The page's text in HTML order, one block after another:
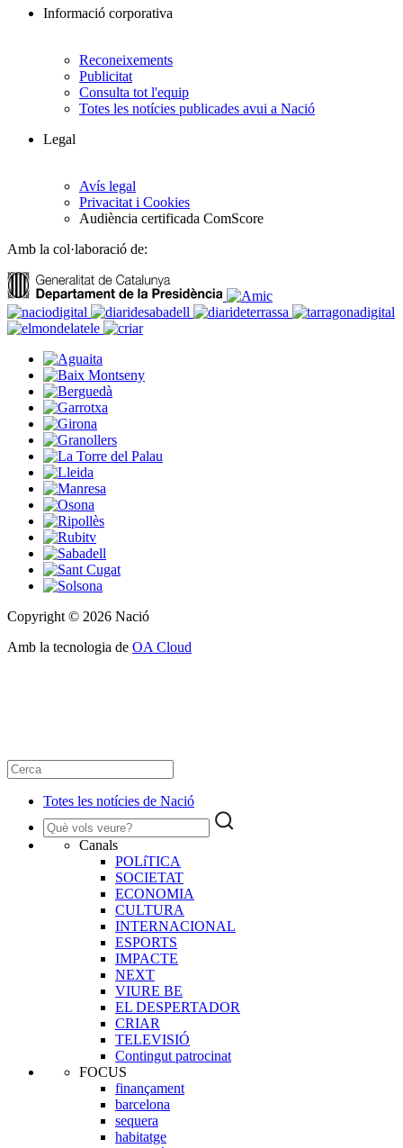
Informació corporativa
Reconeixements
Publicitat
Consulta tot l'equip
Totes les notícies publicades avui a Nació
Legal
Avís legal
Privacitat i Cookies
Audiència certificada ComScore
Amb la col·laboració de:
Copyright © 2026 Nació
Amb la tecnologia de OA Cloud
Totes les notícies de Nació
Canals
POLíTICA
SOCIETAT
ECONOMIA
CULTURA
INTERNACIONAL
ESPORTS
IMPACTE
NEXT
VIURE BE
EL DESPERTADOR
CRIAR
TELEVISIÓ
Contingut patrocinat
FOCUS
finançament
barcelona
sequera
habitatge